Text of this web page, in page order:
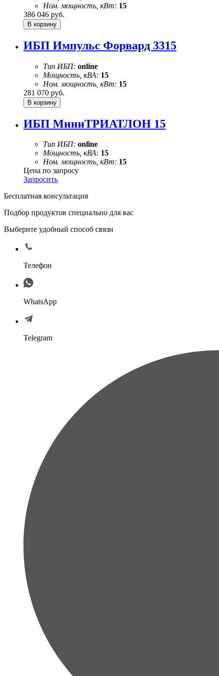
Ном. мощность, кВт: 15
386 046 руб.
ИБП Импульс Форвард 3315
Тип ИБП: online
Мощность, кВА: 15
Ном. мощность, кВт: 15
281 070 руб.
ИБП МиниТРИАТЛОН 15
Тип ИБП: online
Мощность, кВА: 15
Ном. мощность, кВт: 15
Цена по запросу
Запросить
Бесплатная консультация
Подбор продуктов специально для вас
Выберите удобный способ связи
Телефон
WhatsApp
Telegram